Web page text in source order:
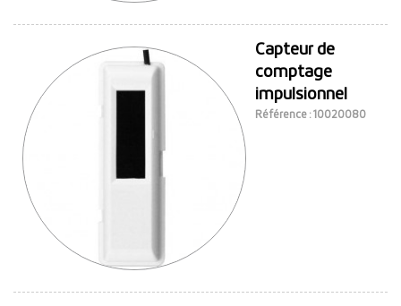
Capteur de
comptage
impulsionnel
Référence : 10020080